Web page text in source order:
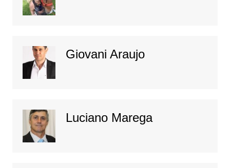
Giovani Araujo
Luciano Marega